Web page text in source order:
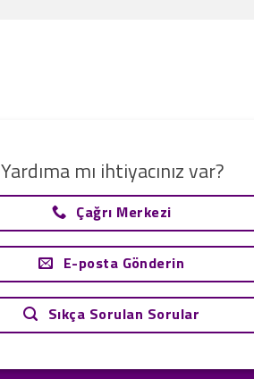
Yardıma mı ihtiyacınız var?
Çağrı Merkezi
E-posta Gönderin
Sıkça Sorulan Sorular